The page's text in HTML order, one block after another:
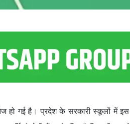
हो गई है। प्रदेश के सरकारी स्कूलों में इस